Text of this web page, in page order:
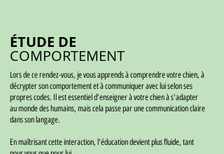
ÉTUDE DE
COMPORTEMENT
Lors de ce rendez-vous, je vous apprends à comprendre votre chien, à
décrypter son comportement et à communiquer avec lui selon ses
propres codes. Il est essentiel d'enseigner à votre chien à s'adapter
au monde des humains, mais cela passe par une communication claire
dans son langage.
En maîtrisant cette interaction, l'éducation devient plus fluide, tant